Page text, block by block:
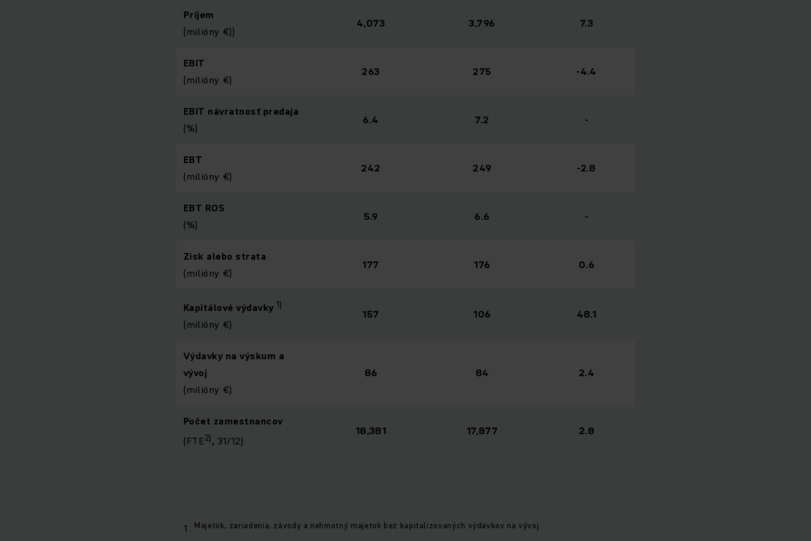
Príjem
(milióny €))
4,073 3,796 7.3
EBIT
(milióny €)
263 275 -4.4
EBIT návratnosť predaja
(%)
6.4 7.2 -
EBT
(milióny €)
242 249 -2.8
EBT ROS
(%)
5.9 6.6 -
Zisk alebo strata
(milióny €)
177 176 0.6
Kapitálové výdavky 1)
(milióny €)
157 106 48.1
Výdavky na výskum a
vývoj
(milióny €)
86 84 2.4
Počet zamestnancov
(FTE2), 31/12)
18,381 17,877 2.8
Majetok, zariadenia, závody a nehmotný majetok bez kapitalizovaných výdavkov na vývoj